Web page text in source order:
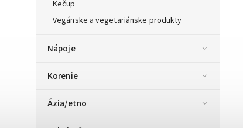
Kečup
Vegánske a vegetariánske produkty
Nápoje
Korenie
Ázia/etno